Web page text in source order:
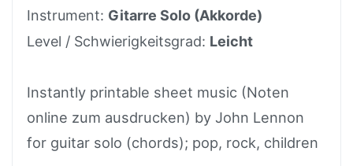
Instrument: Gitarre Solo (Akkorde)
Level / Schwierigkeitsgrad: Leicht
Instantly printable sheet music (Noten
online zum ausdrucken) by John Lennon
for guitar solo (chords); pop, rock, children